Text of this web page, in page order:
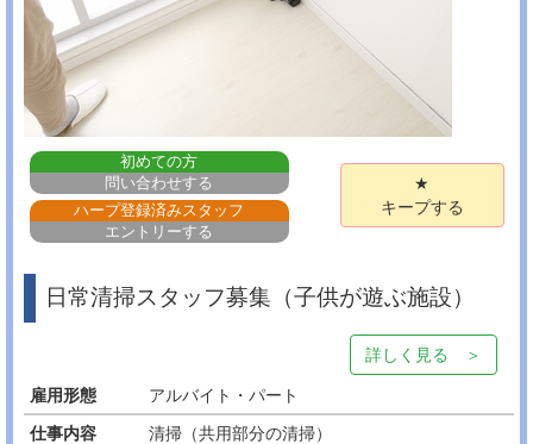
初めての方
問い合わせする
ハープ登録済みスタッフ
エントリーする
★
キープする
日常清掃スタッフ募集（子供が遊ぶ施設）
詳しく見る ＞
雇用形態
アルバイト・パート
仕事内容
清掃（共用部分の清掃）